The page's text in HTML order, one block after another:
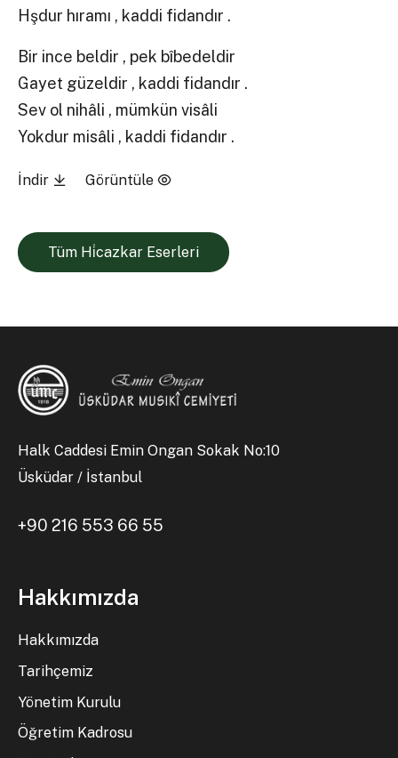
Hşdur hıramı , kaddi fidandır .
Bir ince beldir , pek bîbedeldir
Gayet güzeldir , kaddi fidandır .
Sev ol nihâli , mümkün visâli
Yokdur misâli , kaddi fidandır .
İndir Görüntüle
Tüm Hi̇cazkar Eserleri
Halk Caddesi Emin Ongan Sokak No:10
Üsküdar / İstanbul
+90 216 553 66 55
Hakkımızda
Hakkımızda
Tarihçemiz
Yönetim Kurulu
Öğretim Kadrosu